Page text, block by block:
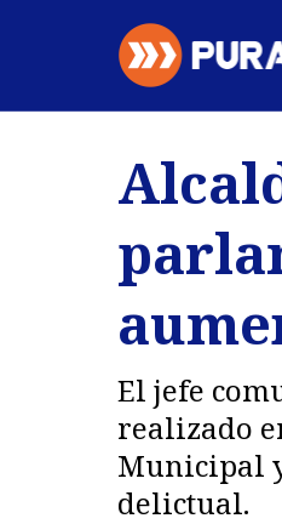
Regiones
Deportes
El jefe
realizado
Municipal
delictual.